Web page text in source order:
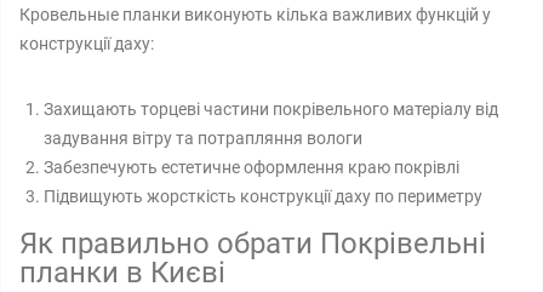
Кровельные планки виконують кілька важливих функцій у
конструкції даху:
Захищають торцеві частини покрівельного матеріалу від
задування вітру та потрапляння вологи
Забезпечують естетичне оформлення краю покрівлі
Підвищують жорсткість конструкції даху по периметру
Як правильно обрати Покрівельні
планки в Києві